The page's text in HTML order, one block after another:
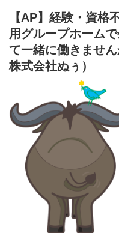
般就労を目指す、または高
【共同生活援助（障がい者
⇒将来の自立した生活や就労
する力、 働く力などを身に
■業務内容
利用者さんと様々なお話を
ートをしていき、自立した
お仕事となります。
・朝食や夕食の食事の盛り
・利用者様のお部屋や掃除
・その他の利用者様の生活サ
・利用者様の話し相手や相談
・支援記録のタブレット入力
・その他、付随する業務
基本的に食事、入浴、排泄
未経験の方でもご安心くださ
【AP】経験・資
用グループホーム
て一緒に働きませ
株式会社ぬぅ）